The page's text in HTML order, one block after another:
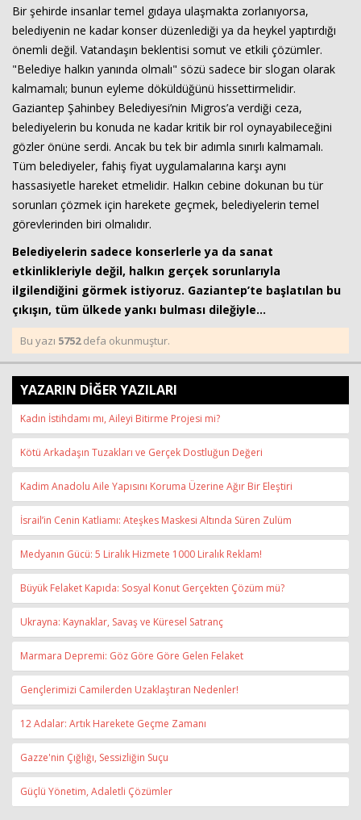
Bir şehirde insanlar temel gıdaya ulaşmakta zorlanıyorsa,
belediyenin ne kadar konser düzenlediği ya da heykel yaptırdığı
önemli değil. Vatandaşın beklentisi somut ve etkili çözümler.
"Belediye halkın yanında olmalı" sözü sadece bir slogan olarak
kalmamalı; bunun eyleme döküldüğünü hissettirmelidir.
Gaziantep Şahinbey Belediyesi’nin Migros’a verdiği ceza,
belediyelerin bu konuda ne kadar kritik bir rol oynayabileceğini
gözler önüne serdi. Ancak bu tek bir adımla sınırlı kalmamalı.
Tüm belediyeler, fahiş fiyat uygulamalarına karşı aynı
hassasiyetle hareket etmelidir. Halkın cebine dokunan bu tür
sorunları çözmek için harekete geçmek, belediyelerin temel
görevlerinden biri olmalıdır.
Belediyelerin sadece konserlerle ya da sanat
etkinlikleriyle değil, halkın gerçek sorunlarıyla
ilgilendiğini görmek istiyoruz. Gaziantep’te başlatılan bu
çıkışın, tüm ülkede yankı bulması dileğiyle…
Bu yazı 5752defa okunmuştur.
YAZARIN DİĞER YAZILARI
Kadın İstihdamı mı, Aileyi Bitirme Projesi mi?
Kötü Arkadaşın Tuzakları ve Gerçek Dostluğun Değeri
Kadim Anadolu Aile Yapısını Koruma Üzerine Ağır Bir Eleştiri
İsrail’in Cenin Katliamı: Ateşkes Maskesi Altında Süren Zulüm
Medyanın Gücü: 5 Liralık Hizmete 1000 Liralık Reklam!
Büyük Felaket Kapıda: Sosyal Konut Gerçekten Çözüm mü?
Ukrayna: Kaynaklar, Savaş ve Küresel Satranç
Marmara Depremi: Göz Göre Göre Gelen Felaket
Gençlerimizi Camilerden Uzaklaştıran Nedenler!
12 Adalar: Artık Harekete Geçme Zamanı
Gazze'nin Çığlığı, Sessizliğin Suçu
Güçlü Yönetim, Adaletli Çözümler